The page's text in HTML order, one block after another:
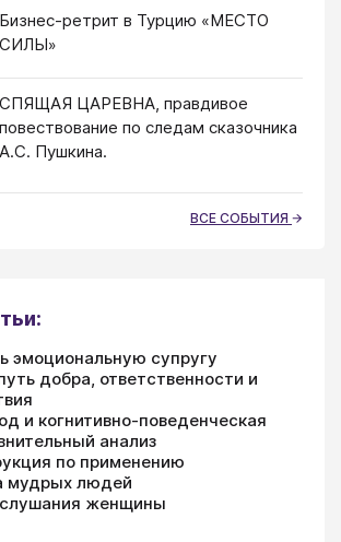
Бизнес-ретрит в Турцию «МЕСТО
СИЛЫ»
СПЯЩАЯ ЦАРЕВНА, правдивое
повествование по следам сказочника
А.С. Пушкина.
ВСЕ СОБЫТИЯ
эмоциональную супругу
добра, ответственности и
и когнитивно-поведенческая
анализ
по применению
мудрых людей
женщины